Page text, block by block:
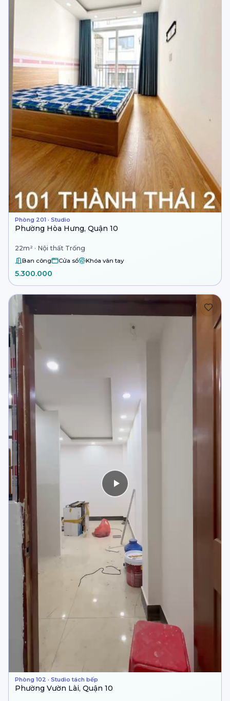
Phòng 201 · Studio
Phường Hòa Hưng, Quận 10
22m² · Nội thất Trống
Ban công Cửa sổ Khóa vân tay
5.300.000
Phòng 102 · Studio tách bếp
Phường Vườn Lài, Quận 10